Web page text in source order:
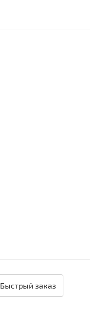
Быстрый заказ